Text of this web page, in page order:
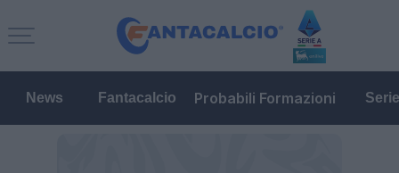
News Fantacalcio Probabili Formazioni